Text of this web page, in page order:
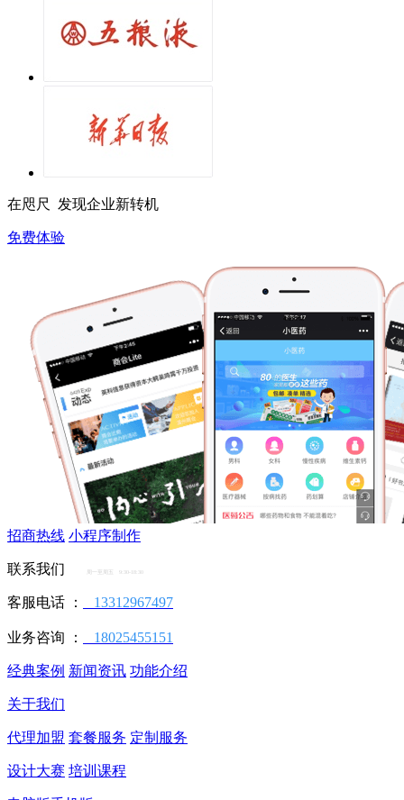
在咫尺 发现企业新转机
免费体验
招商热线 小程序制作
联系我们 周一至周五 9:30-18:30
客服电话 ： 13312967497
业务咨询 ： 18025455151
经典案例 新闻资讯 功能介绍
关于我们
代理加盟 套餐服务 定制服务
设计大赛 培训课程